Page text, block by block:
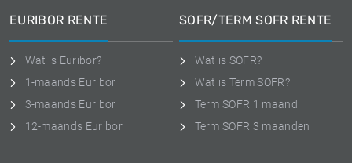
EURIBOR RENTE
Wat is Euribor?
1-maands Euribor
3-maands Euribor
12-maands Euribor
SOFR/TERM SOFR RENTE
Wat is SOFR?
Wat is Term SOFR?
Term SOFR 1 maand
Term SOFR 3 maanden